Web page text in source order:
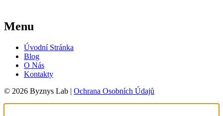
Menu
Úvodní Stránka
Blog
O Nás
Kontakty
© 2026 Byznys Lab | Ochrana Osobních Údajů